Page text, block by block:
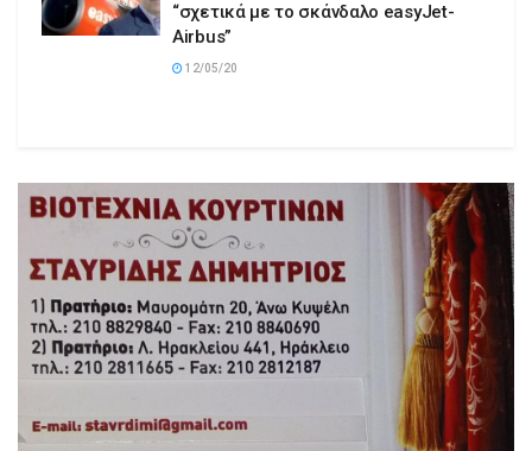
“σχετικά με το σκάνδαλο easyJet-
Airbus”
12/05/20